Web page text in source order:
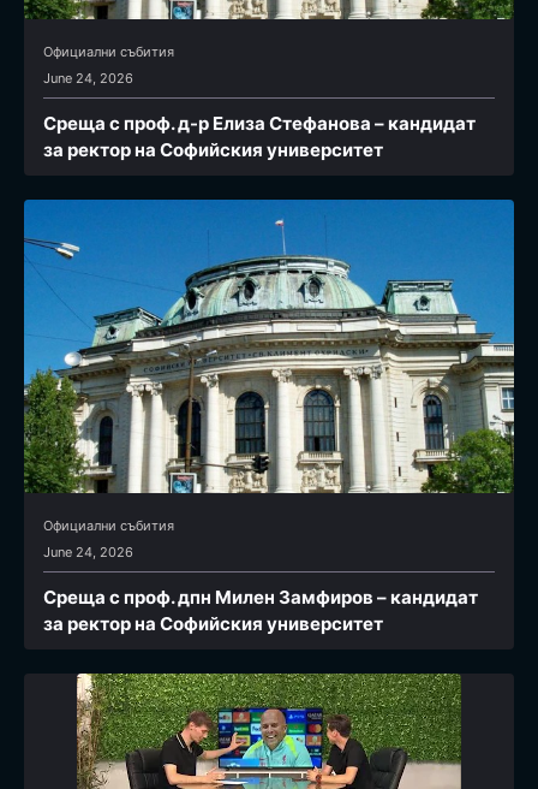
Официални събития
June 24, 2026
Среща с проф. д-р Елиза Стефанова – кандидат
за ректор на Софийския университет
Официални събития
June 24, 2026
Среща с проф. дпн Милен Замфиров – кандидат
за ректор на Софийския университет